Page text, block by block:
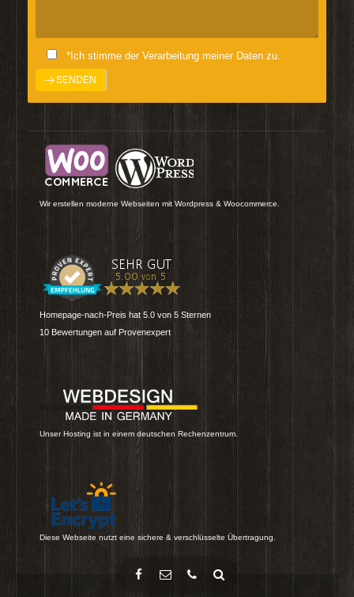
*Ich stimme der Verarbeitung meiner Daten zu.
Wir erstellen moderne Webseiten mit Wordpress & Woocommerce.
Homepage-nach-Preis hat 5.0 von 5 Sternen
10 Bewertungen auf Provenexpert
Unser Hosting ist in einem deutschen Rechenzentrum.
Diese Webseite nutzt eine sichere & verschlüsselte Übertragung.